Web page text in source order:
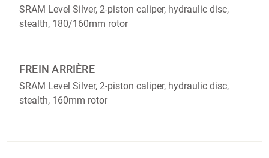
SRAM Level Silver, 2-piston caliper, hydraulic disc,
stealth, 180/160mm rotor
FREIN ARRIÈRE
SRAM Level Silver, 2-piston caliper, hydraulic disc,
stealth, 160mm rotor